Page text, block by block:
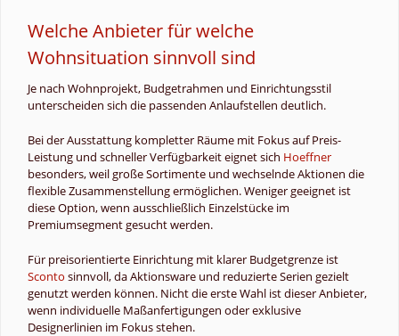
Welche Anbieter für welche
Wohnsituation sinnvoll sind
Je nach Wohnprojekt, Budgetrahmen und Einrichtungsstil
unterscheiden sich die passenden Anlaufstellen deutlich.
Bei der Ausstattung kompletter Räume mit Fokus auf Preis-
Leistung und schneller Verfügbarkeit eignet sich Hoeffner
besonders, weil große Sortimente und wechselnde Aktionen die
flexible Zusammenstellung ermöglichen. Weniger geeignet ist
diese Option, wenn ausschließlich Einzelstücke im
Premiumsegment gesucht werden.
Für preisorientierte Einrichtung mit klarer Budgetgrenze ist
Sconto sinnvoll, da Aktionsware und reduzierte Serien gezielt
genutzt werden können. Nicht die erste Wahl ist dieser Anbieter,
wenn individuelle Maßanfertigungen oder exklusive
Designerlinien im Fokus stehen.